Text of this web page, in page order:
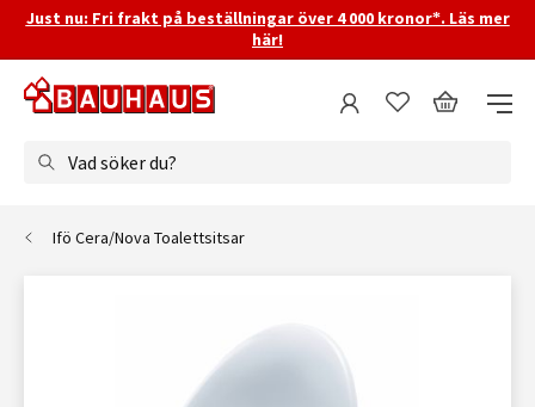
Just nu: Fri frakt på beställningar över 4 000 kronor*. Läs mer
här!
Vad söker du?
Ifö Cera/Nova Toalettsitsar